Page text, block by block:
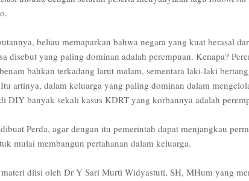
beliau memaparkan bahwa negara yang kuat berasal
disebut yang paling dominan adalah perempuan. Kenapa?
bahkan terkadang larut malam, sementara laki-laki
artinya, dalam keluarga yang paling dominan dalam
DIY banyak sekali kasus KDRT yang korbannya adalah
Perda, agar dengan itu pemerintah dapat menjangkau
mulai membangun pertahanan dalam keluarga.
diisi oleh Dr Y Sari Murti Widyastuti, SH, MHum yang